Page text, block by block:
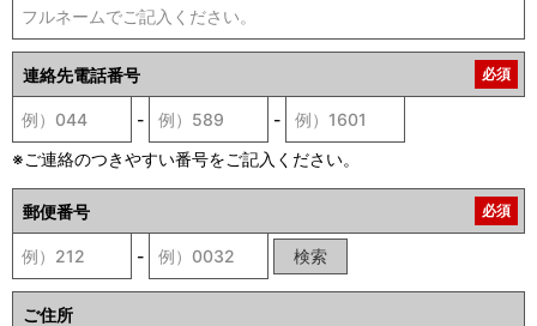
連絡先電話番号 必須
-
-
※ご連絡のつきやすい番号をご記入ください。
郵便番号 必須
-
ご住所